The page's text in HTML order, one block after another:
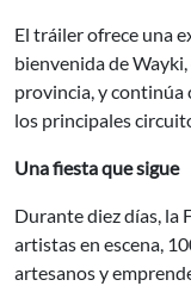
El tráiler ofrece una
bienvenida de
provincia, y continúa
los principales
Una fiesta que sigue
Durante diez días, la
artistas en escena,
artesanos y